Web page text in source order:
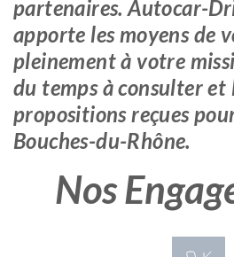
partenaires. Autocar-
apporte les moyens de
pleinement à votre
du temps à consulter et
propositions reçues
Bouches-du-Rhône.
Nos